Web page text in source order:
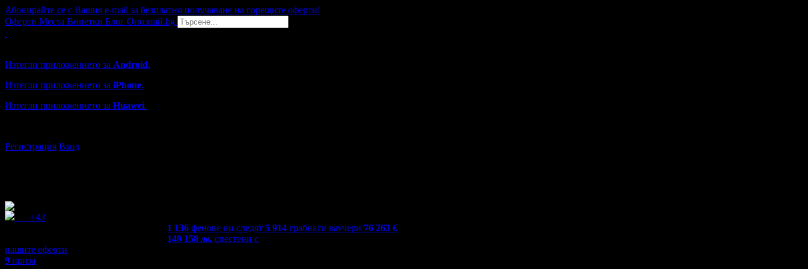
Абонирайте се с Вашия e-mail за безплатно получаване на горещите оферти!
Оферти Места Винетки Блог Опознай.bg
Изтегли приложението за Android.
Изтегли приложението за iPhone.
Изтегли приложението за Huawei.
Регистрация Вход
+43
1 136 фенове ни следят 5 914 грабнати ваучери 76 263 €
149 158лв. спестени с
нашите оферти
9 приза